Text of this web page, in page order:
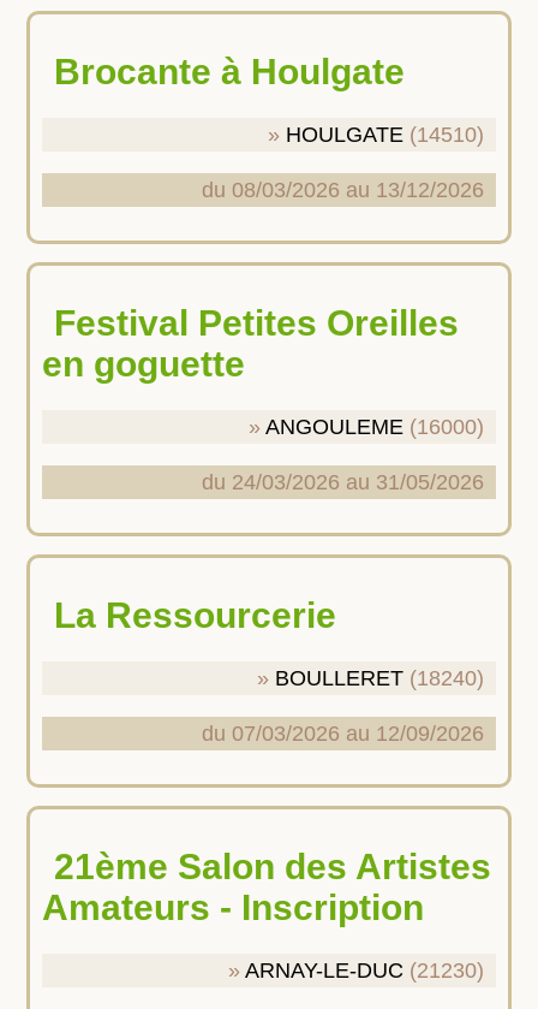
Brocante à Houlgate
HOULGATE (14510)
du 08/03/2026 au 13/12/2026
Festival Petites Oreilles
en goguette
ANGOULEME (16000)
du 24/03/2026 au 31/05/2026
La Ressourcerie
BOULLERET (18240)
du 07/03/2026 au 12/09/2026
21ème Salon des Artistes
Amateurs - Inscription
ARNAY-LE-DUC (21230)